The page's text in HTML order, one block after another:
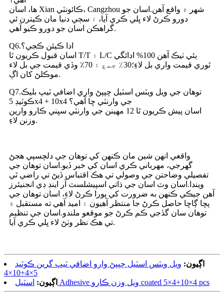
ها، اسان Xian ڪائونٽي، Cangzhou شهر ۾ واقع آهن.اسان جو
دورو ڪرڻ لاء ڀلي ڪري آيا، ۽ سڄي دنيا مان ڪيترن ئي
گراهڪن اسان جو دورو ڪيو آهي.
Q6.ادا ڪيئن ڪجي؟
اسان قبول ڪريون ٿا T/T ۽ L/C ٻئي ٺيڪ آهن 100% ادائگي
ٿوري قيمت واري بل لاءِ؛30٪ جمع ۽ 70٪ وڏي قيمت جي بل لاء
موڪلڻ کان اڳ.
Q7.توهان جي ويل ويٽس اسٽيل چپپڻ واري اضافي ٽيپ بليڪ
ڪوٽيڊ 5x4 + 10x4 جي وارنٽي ڇا آهي؟
اسان پيش ڪريون ٿا 12 مھينن جي وارنٽي سڀني ڪارو وارين
وزنن لاءِ.
واقعي انهن شين مان ڪنهن کي توهان جي دلچسپي هجڻ
گهرجي، مهرباني ڪري اسان کي خبر ڏيو.اسان توهان جي
تفصيلي وضاحتن جي وصولي تي هڪ اقتباس ڏيڻ تي راضي ٿي
ويندا.اسان وٽ اسان جي ذاتي اسپيشلسٽ آر اينڊ ڊي انجنيئرز
آهن جيڪي ڪنهن به ضرورت کي پورا ڪرڻ لاءِ، اسان توهان جي
پڇا ڳاڇا حاصل ڪرڻ جا منتظر آهيون ۽ اميد آهي ته مستقبل ۾
توهان سان گڏجي ڪم ڪرڻ جو موقعو ملندو.اسان جي تنظيم
تي هڪ نظر وٺڻ لاء ڀلي ڪري آيا.
اڳيون: ويل ويٽس اسٽيل چپپڻ وارو اضافي ٽيپ گرين ڪوٽيڊ
5×4+10×4
اڳيون:
اسٽيل Adhesive ويل وزن ڪارو coated 5×4+10×4 pcs